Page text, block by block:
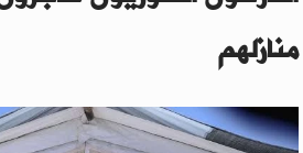
منازلهم